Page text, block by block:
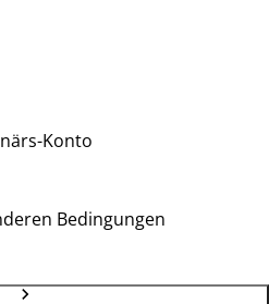
Konto
Bedingungen